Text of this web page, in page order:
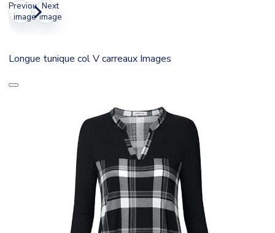
Previous
image
Next
image
Longue tunique col V carreaux Images